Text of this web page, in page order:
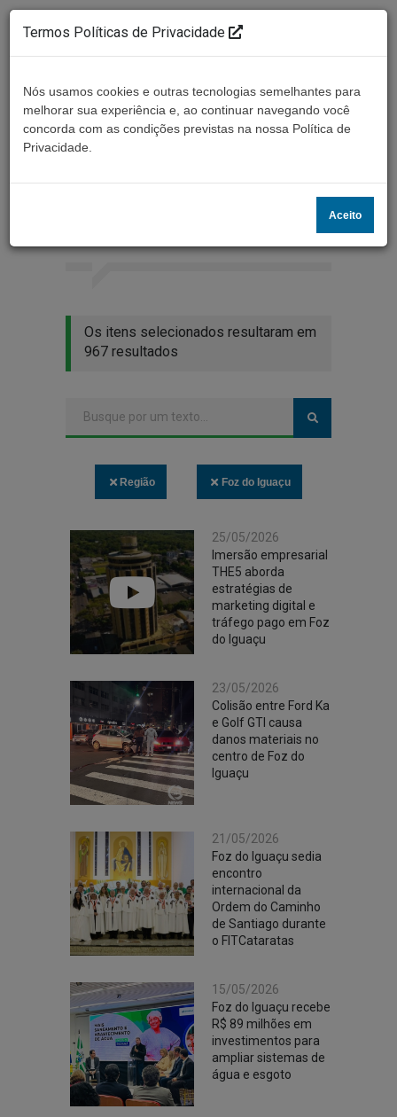
Resultados da busca
Buscar
Os itens selecionados resultaram em
967 resultados
Região Foz do Iguaçu
25/05/2026
Imersão empresarial
THE5 aborda
estratégias de
marketing digital e
tráfego pago em Foz
do Iguaçu
23/05/2026
Colisão entre Ford Ka
e Golf GTI causa
danos materiais no
centro de Foz do
Iguaçu
21/05/2026
Foz do Iguaçu sedia
encontro
internacional da
Ordem do Caminho
de Santiago durante
o FITCataratas
15/05/2026
Foz do Iguaçu recebe
R$ 89 milhões em
investimentos para
ampliar sistemas de
água e esgoto
Termos Políticas de Privacidade
Nós usamos cookies e outras tecnologias semelhantes para
melhorar sua experiência e, ao continuar navegando você
concorda com as condições previstas na nossa Política de
Privacidade.
Aceito